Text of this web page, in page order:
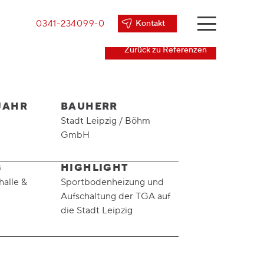
0341-234099-0 Kontakt
Zurück zu Referenzen
BAUHERR
Stadt Leipzig / Böhm
GmbH
&
HIGHLIGHT
Sportbodenheizung und
Aufschaltung der TGA auf
die Stadt Leipzig